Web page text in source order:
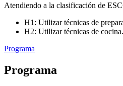
Atendiendo a la clasificación de
H1: Utilizar técnicas de
H2: Utilizar técnicas de cocina.
Programa
Programa